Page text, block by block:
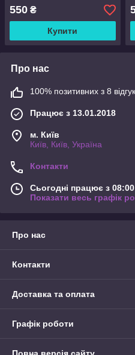
550 ₴
Купити
Про нас
100% позитивних з 8
Працює з 13.01.2018
м. Київ
Київ, Київ, Україна
Контакти
Сьогодні працює з
Показати весь графік
Про нас
Контакти
Доставка та оплата
Графік роботи